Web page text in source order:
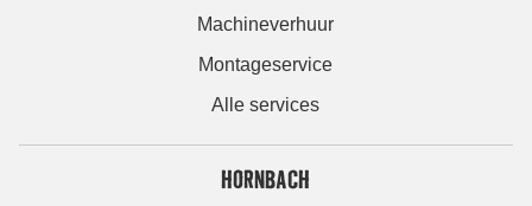
Machineverhuur
Montageservice
Alle services
HORNBACH